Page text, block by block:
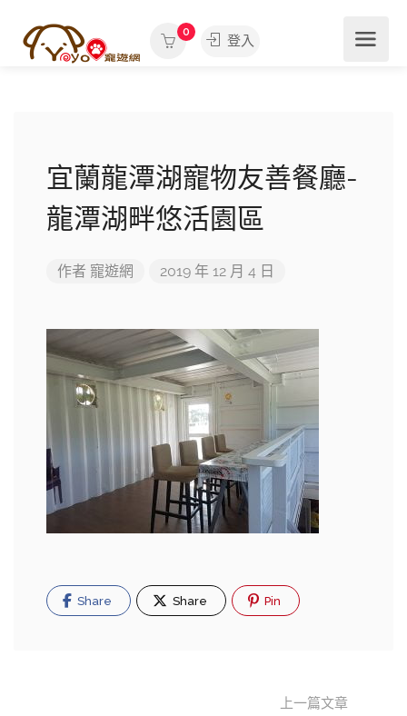
0
登入
宜蘭龍潭湖寵物友善餐廳-
龍潭湖畔悠活園區
作者 寵遊網 2019 年 12 月 4 日
Share Share Pin
上一篇文章